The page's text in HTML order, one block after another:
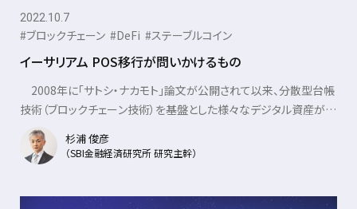
2022.10.7
#ブロックチェーン #DeFi #ステーブルコイン
イーサリアム POS移行が問いかけるもの
2008年に「サトシ・ナカモト」論文が公開されて以来、分散型台帳
技術（ブロックチェーン技術）を基盤とした様々なデジタル資産が登
場している。なかには、既存の金融......
杉浦 俊彦
（SBI金融経済研究所 研究主幹）